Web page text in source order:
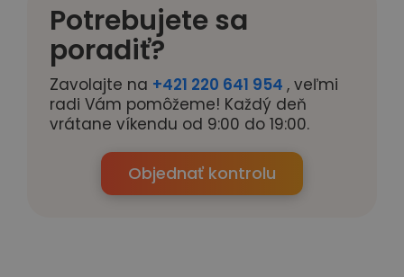
Potrebujete sa
poradiť?
Zavolajte na +421 220 641 954 , veľmi
radi Vám pomôžeme! Každý deň
vrátane víkendu od 9:00 do 19:00.
Objednať kontrolu